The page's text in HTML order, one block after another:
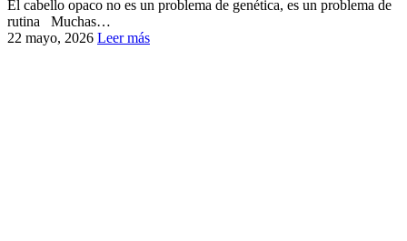
El cabello opaco no es un problema de genética, es un problema de
rutina Muchas…
22 mayo, 2026 Leer más